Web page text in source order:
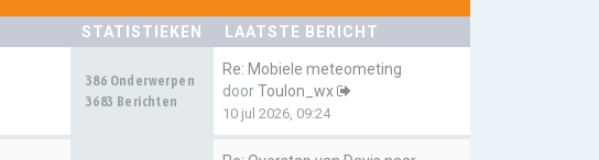
STATISTIEKEN LAATSTE BERICHT
386 Onderwerpen
3683 Berichten
Re: Mobiele meteometing
doorToulon_wx
10 jul 2026, 09:24